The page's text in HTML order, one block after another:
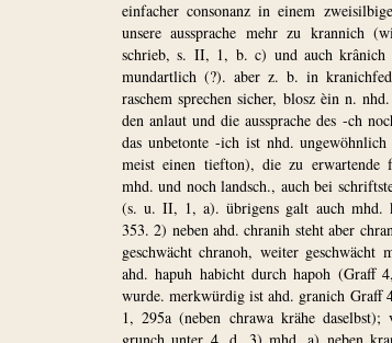
einfacher consonanz in einem
unsere aussprache mehr zu krannich
schrieb, s. II, 1, b. c) und auch krânich
mundartlich (?). aber z. b. in
raschem sprechen sicher, blosz èin n.
den anlaut und die aussprache des -ch
das unbetonte -ich ist nhd.
meist einen tiefton), die zu erwartende
mhd. und noch landsch., auch bei
(s. u. II, 1, a). übrigens galt auch mhd.
353. 2) neben ahd. chranih steht aber
geschwächt chranoh, weiter geschwächt
ahd. hapuh habicht durch hapoh (Graff
wurde. merkwürdig ist ahd. granich Graff
1, 295a (neben chrawa krähe